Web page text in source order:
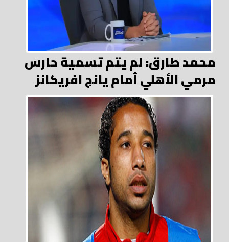
محمد طارق: لم يتم تسمية حارس
مرمي الأهلي أمام يانج افريكانز